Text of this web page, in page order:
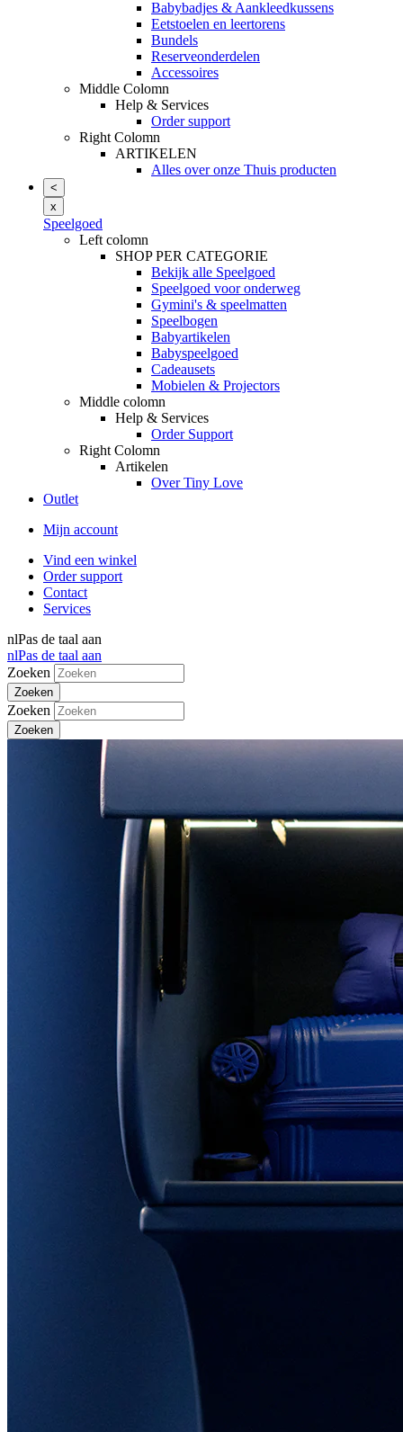
Babybadjes & Aankleedkussens
Eetstoelen en leertorens
Bundels
Reserveonderdelen
Accessoires
Middle Colomn
Help & Services
Order support
Right Colomn
ARTIKELEN
Alles over onze Thuis producten
<
x
Speelgoed
Left colomn
SHOP PER CATEGORIE
Bekijk alle Speelgoed
Speelgoed voor onderweg
Gymini's & speelmatten
Speelbogen
Babyartikelen
Babyspeelgoed
Cadeausets
Mobielen & Projectors
Middle colomn
Help & Services
Order Support
Right Colomn
Artikelen
Over Tiny Love
Outlet
Mijn account
Vind een winkel
Order support
Contact
Services
nlPas de taal aan
nlPas de taal aan
Zoeken
Zoeken